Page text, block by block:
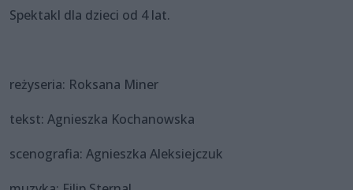
Spektakl dla dzieci od 4 lat.
reżyseria: Roksana Miner
tekst: Agnieszka Kochanowska
scenografia: Agnieszka Aleksiejczuk